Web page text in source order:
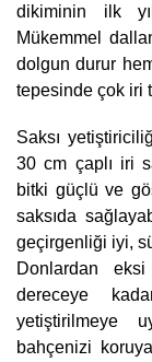
dikiminin ilk
Mükemmel
dolgun durur
tepesinde çok iri
Saksı
30 cm çaplı iri
bitki güçlü ve
saksıda
geçirgenliği iyi,
Donlardan
dereceye
yetiştirilmeye
bahçenizi